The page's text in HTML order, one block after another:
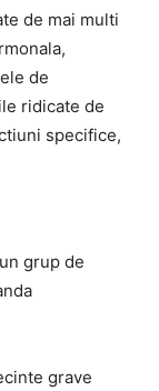
de mai multi
de
ridicate de
specifice,
grup de
grave